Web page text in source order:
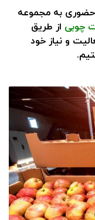
حضوری به مجموعه
چوبی از طریق
و نیاز خود